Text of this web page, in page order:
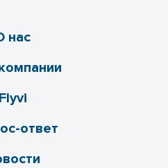
нас
Flyvi
ответ